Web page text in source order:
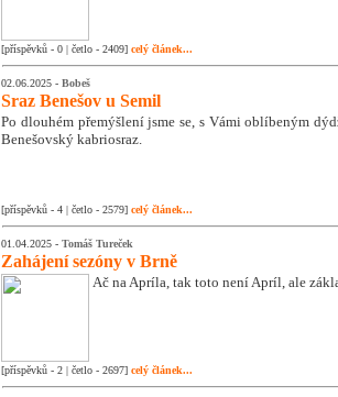
[příspěvků - 0 | četlo - 2409] celý článek...
02.06.2025 - Bobeš
Sraz Benešov u Semil
Po dlouhém přemýšlení jsme se, s Vámi oblíbeným
Benešovský kabriosraz.
[příspěvků - 4 | četlo - 2579] celý článek...
01.04.2025 - Tomáš Tureček
Zahájení sezóny v Brně
Ač na Apríla, tak toto není Apríl, ale
[příspěvků - 2 | četlo - 2697] celý článek...